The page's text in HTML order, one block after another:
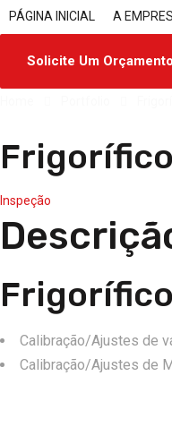
PÁGINA INICIAL A
Solicite Um Orçamento
Inspeção
Calibração/Ajustes de
Calibração/Ajustes de